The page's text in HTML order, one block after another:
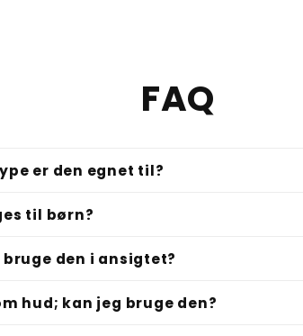
FAQ
er den egnet til?
til børn?
bruge den i ansigtet?
hud; kan jeg bruge den?